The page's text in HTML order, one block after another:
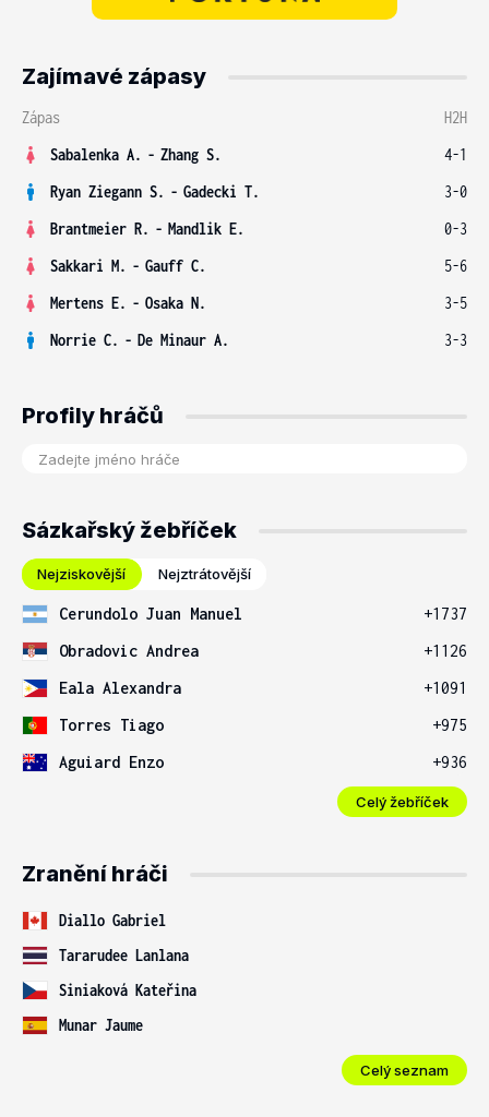
Zajímavé zápasy
Zápas
H2H
Sabalenka A. - Zhang S.
4-1
Ryan Ziegann S. - Gadecki T.
3-0
Brantmeier R. - Mandlik E.
0-3
Sakkari M. - Gauff C.
5-6
Mertens E. - Osaka N.
3-5
Norrie C. - De Minaur A. 3-3
Profily hráčů
Sázkařský žebříček
Nejziskovější Nejztrátovější
Cerundolo Juan Manuel
+1737
Obradovic Andrea
+1126
Eala Alexandra
+1091
Torres Tiago
+975
Aguiard Enzo
+936
Celý žebříček
Zranění hráči
Diallo Gabriel
Tararudee Lanlana
Siniaková Kateřina
Munar Jaume
Celý seznam